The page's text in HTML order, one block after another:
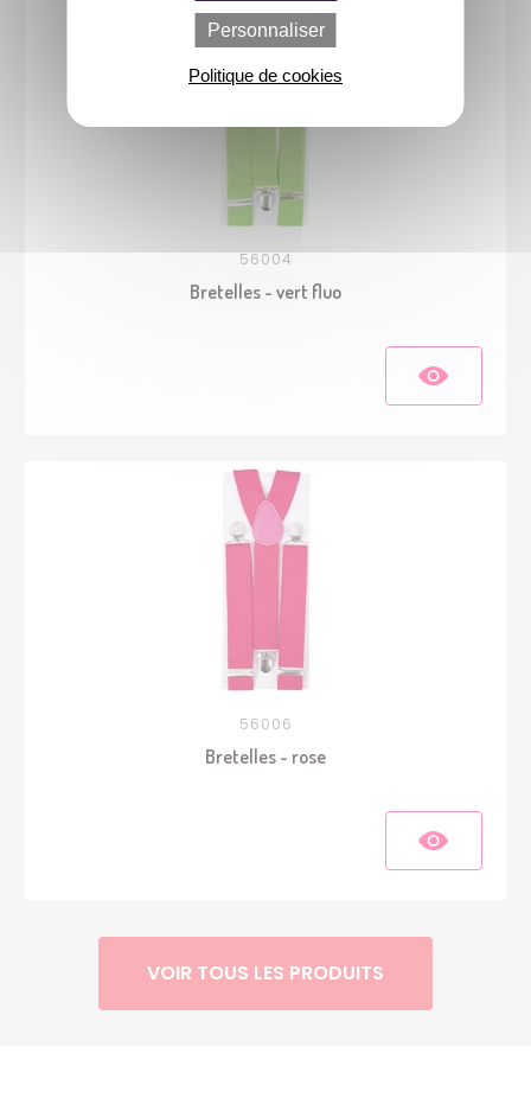
56004
Bretelles - vert fluo
56006
Bretelles - rose
VOIR TOUS LES PRODUITS
Personnaliser
Politique de cookies